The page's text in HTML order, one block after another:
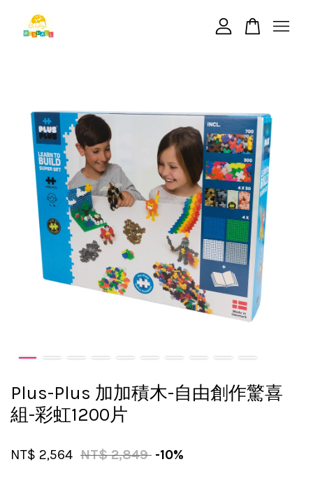
Plus-Plus 加加積木-自由創作驚喜
組-彩虹1200片
NT$ 2,564 NT$ 2,849 -10%
繼續購物